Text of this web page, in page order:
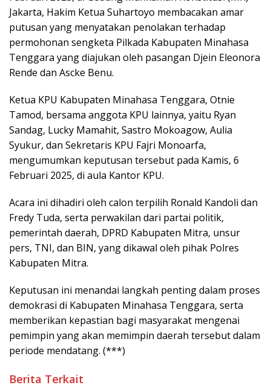
Jakarta, Hakim Ketua Suhartoyo membacakan amar
putusan yang menyatakan penolakan terhadap
permohonan sengketa Pilkada Kabupaten Minahasa
Tenggara yang diajukan oleh pasangan Djein Eleonora
Rende dan Ascke Benu.
Ketua KPU Kabupaten Minahasa Tenggara, Otnie
Tamod, bersama anggota KPU lainnya, yaitu Ryan
Sandag, Lucky Mamahit, Sastro Mokoagow, Aulia
Syukur, dan Sekretaris KPU Fajri Monoarfa,
mengumumkan keputusan tersebut pada Kamis, 6
Februari 2025, di aula Kantor KPU.
Acara ini dihadiri oleh calon terpilih Ronald Kandoli dan
Fredy Tuda, serta perwakilan dari partai politik,
pemerintah daerah, DPRD Kabupaten Mitra, unsur
pers, TNI, dan BIN, yang dikawal oleh pihak Polres
Kabupaten Mitra.
Keputusan ini menandai langkah penting dalam proses
demokrasi di Kabupaten Minahasa Tenggara, serta
memberikan kepastian bagi masyarakat mengenai
pemimpin yang akan memimpin daerah tersebut dalam
periode mendatang. (***)
Berita Terkait